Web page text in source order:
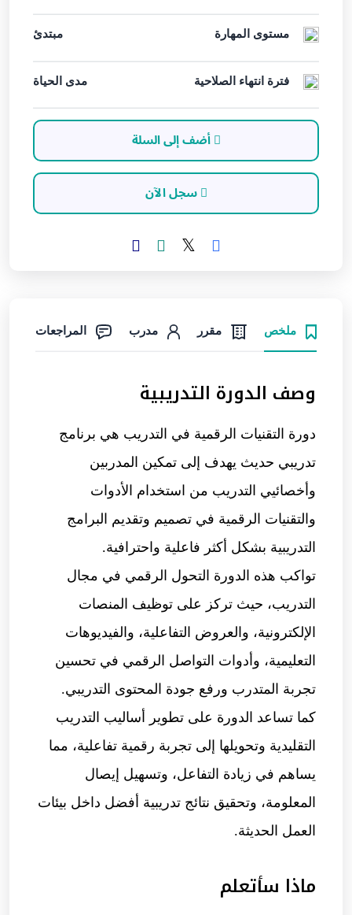
ملخص مقرر مدرب المراجعات
وصف الدورة التدريبية
دورة التقنيات الرقمية في التدريب هي برنامج
تدريبي حديث يهدف إلى تمكين المدربين
وأخصائيي التدريب من استخدام الأدوات
والتقنيات الرقمية في تصميم وتقديم البرامج
التدريبية بشكل أكثر فاعلية واحترافية.
تواكب هذه الدورة التحول الرقمي في مجال
التدريب، حيث تركز على توظيف المنصات
الإلكترونية، والعروض التفاعلية، والفيديوهات
التعليمية، وأدوات التواصل الرقمي في تحسين
تجربة المتدرب ورفع جودة المحتوى التدريبي.
كما تساعد الدورة على تطوير أساليب التدريب
التقليدية وتحويلها إلى تجربة رقمية تفاعلية، مما
يساهم في زيادة التفاعل، وتسهيل إيصال
المعلومة، وتحقيق نتائج تدريبية أفضل داخل بيئات
العمل الحديثة.
ماذا سأتعلم
مستوى المهارة مبتدئ
فترة انتهاء الصلاحية مدى الحياة
أضف إلى السلة
سجل الآن